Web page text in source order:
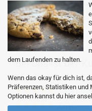
dem Laufenden zu halten.
Wenn das okay für dich ist,
Präferenzen, Statistiken und
Optionen kannst du hier
Unser Unternehmen sammelt
Bewertungen. SHOPVOTE setzt
Bewertungen zu verifizieren.
SHOPVOTE finden Sie hier.
Bei uns ist der
Gute
Customer